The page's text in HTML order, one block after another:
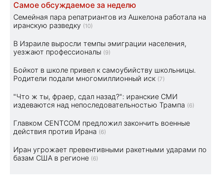
Самое обсуждаемое за неделю
Семейная пара репатриантов из Ашкелона работала на
иранскую разведку (10)
В Израиле выросли темпы эмиграции населения,
уезжают профессионалы (9)
Бойкот в школе привел к самоубийству школьницы.
Родители подали многомиллионный иск (7)
"Что ж ты, фраер, сдал назад?": иранские СМИ
издеваются над непоследовательностью Трампа (6)
Главком CENTCOM предложил закончить военные
действия против Ирана (6)
Иран угрожает превентивными ракетными ударами по
базам США в регионе (6)